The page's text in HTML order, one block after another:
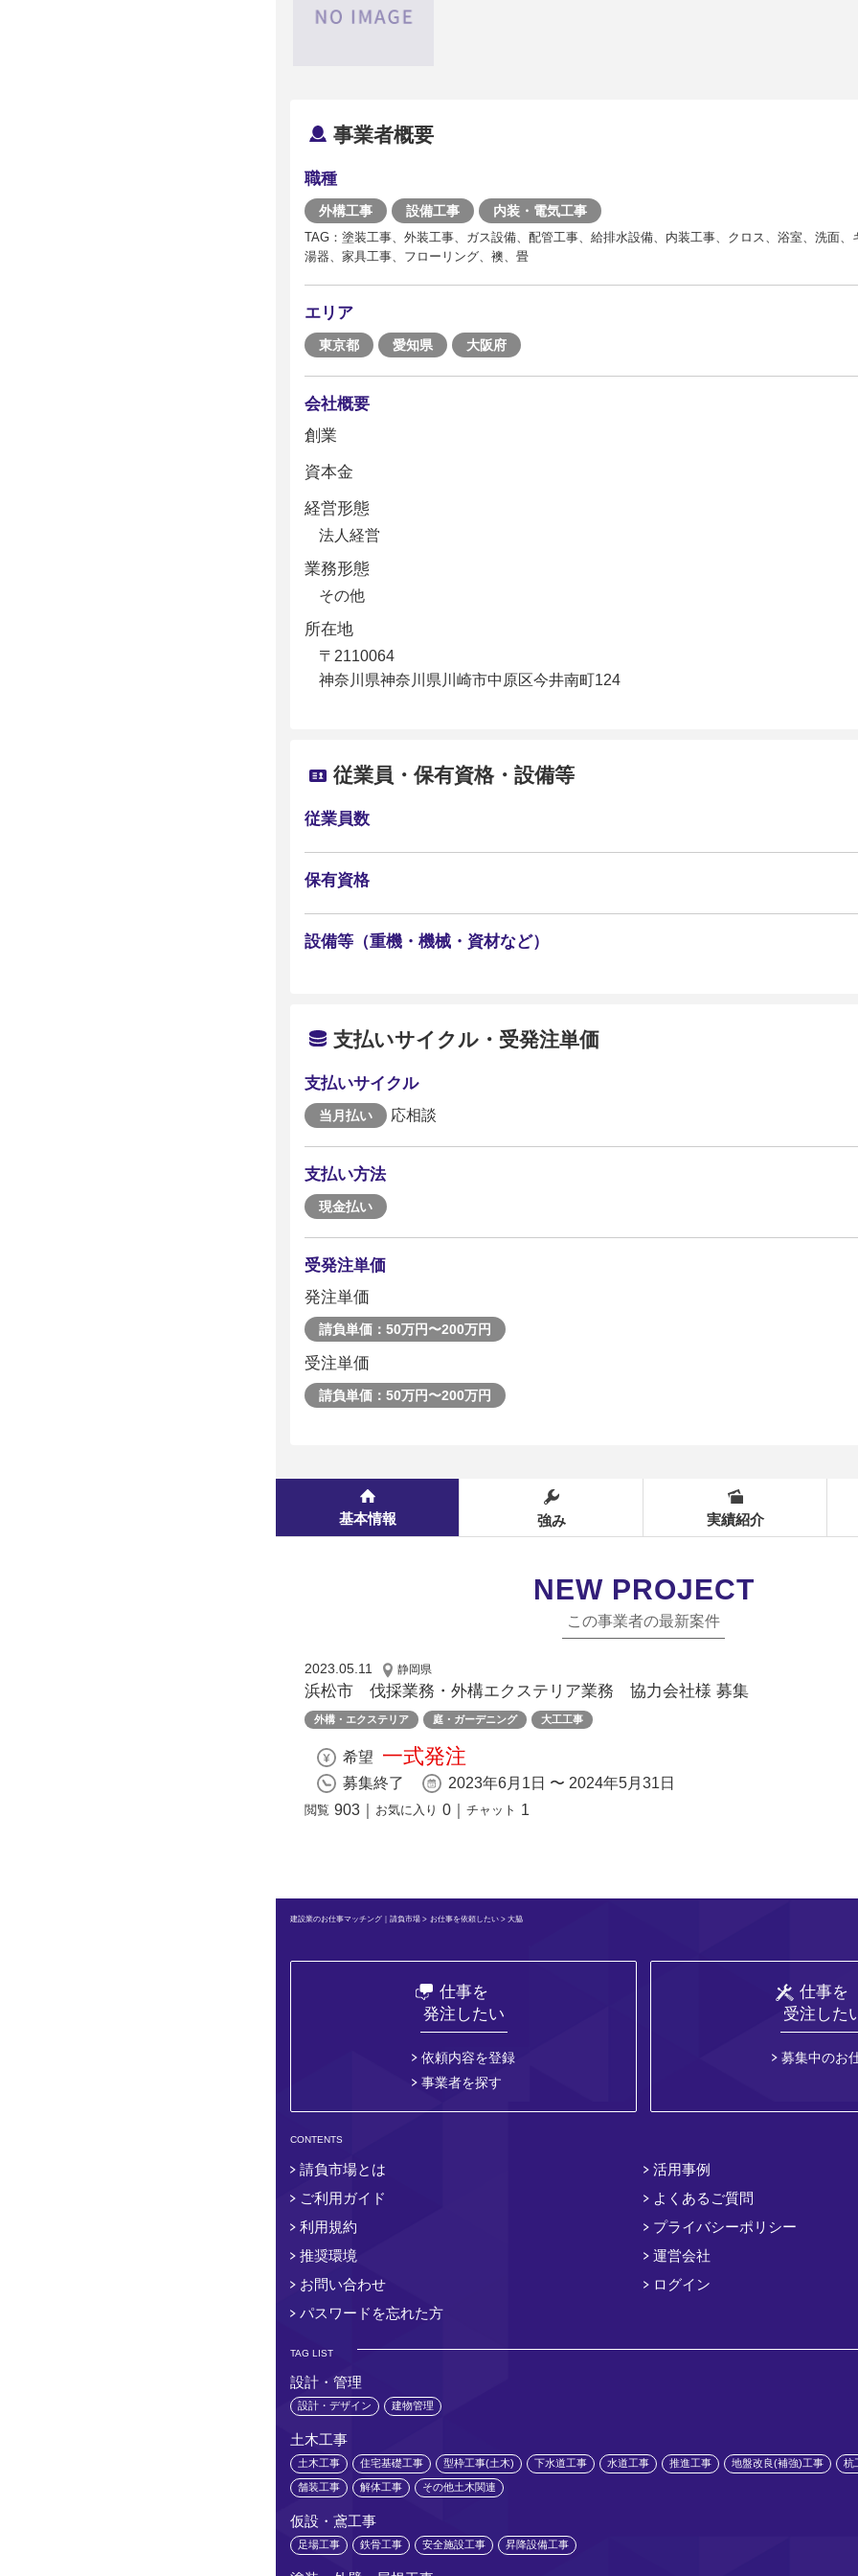
事業者概要
職種
外構工事 設備工事 内装・電気工事
TAG：塗装工事、外装工事、ガス設備、配管工事、給排水設備、内装工事、クロス、浴室、洗面、
湯器、家具工事、フローリング、襖、畳
エリア
東京都 愛知県 大阪府
会社概要
創業
資本金
経営形態
法人経営
業務形態
その他
所在地
〒2110064
神奈川県神奈川県川崎市中原区今井南町124
従業員・保有資格・設備等
従業員数
保有資格
設備等（重機・機械・資材など）
支払いサイクル・受発注単価
支払いサイクル
当月払い 応相談
支払い方法
現金払い
受発注単価
発注単価
請負単価：50万円〜200万円
受注単価
請負単価：50万円〜200万円
基本情報 強み 実績紹介
NEW PROJECT
この事業者の最新案件
2023.05.11 静岡県
浜松市 伐採業務・外構エクステリア業務 協力会社様 募集
外構・エクステリア 庭・ガーデニング 大工工事
希望 一式発注
募集終了 2023年6月1日 〜 2024年5月31日
閲覧 903 お気に入り 0 チャット 1
建設業のお仕事マッチング｜請負市場 > お仕事を依頼したい> 大脇
仕事を
発注したい
依頼内容を登録
事業者を探す
仕事を
受注した
募集中のお
CONTENTS
請負市場とは
活用事例
ご利用ガイド
よくあるご質問
利用規約
プライバシーポリシー
推奨環境
運営会社
お問い合わせ
ログイン
パスワードを忘れた方
TAG LIST
設計・管理
設計・デザイン 建物管理
土木工事
土木工事 住宅基礎工事 型枠工事(土木) 下水道工事 水道工事 推進工事 地盤改良(補強)工事 杭
舗装工事 解体工事 その他土木関連
仮設・鳶工事
足場工事 鉄骨工事 安全施設工事 昇降設備工事